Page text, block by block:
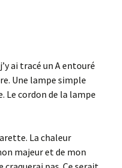
ai tracé un A entouré
Une lampe simple
Le cordon de la lampe
La chaleur
majeur et de mon